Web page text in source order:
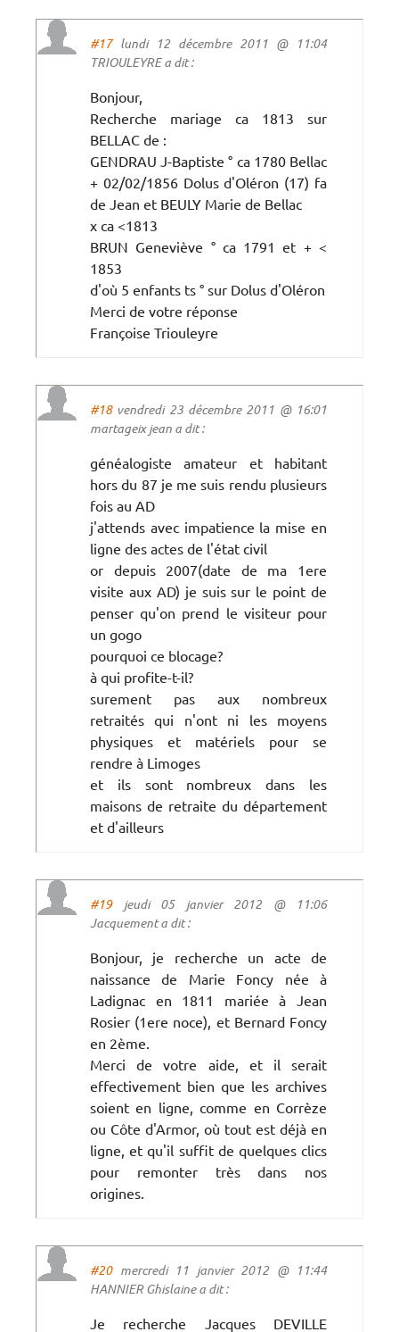
#17lundi 12 décembre 2011 @ 11:04
TRIOULEYRE a dit :
Bonjour,
Recherche mariage ca 1813 sur
BELLAC de :
GENDRAU J-Baptiste ° ca 1780 Bellac
+ 02/02/1856 Dolus d'Oléron (17) fa
de Jean et BEULY Marie de Bellac
x ca <1813
BRUN Geneviève ° ca 1791 et + <
1853
d'où 5 enfants ts ° sur Dolus d'Oléron
Merci de votre réponse
Françoise Triouleyre
#18vendredi 23 décembre 2011 @ 16:01
martageix jean a dit :
généalogiste amateur et habitant
hors du 87 je me suis rendu plusieurs
fois au AD
j'attends avec impatience la mise en
ligne des actes de l'état civil
or depuis 2007(date de ma 1ere
visite aux AD) je suis sur le point de
penser qu'on prend le visiteur pour
un gogo
pourquoi ce blocage?
à qui profite-t-il?
surement pas aux nombreux
retraités qui n'ont ni les moyens
physiques et matériels pour se
rendre à Limoges
et ils sont nombreux dans les
maisons de retraite du département
et d'ailleurs
#19jeudi 05 janvier 2012 @ 11:06
Jacquement a dit :
Bonjour, je recherche un acte de
naissance de Marie Foncy née à
Ladignac en 1811 mariée à Jean
Rosier (1ere noce), et Bernard Foncy
en 2ème.
Merci de votre aide, et il serait
effectivement bien que les archives
soient en ligne, comme en Corrèze
ou Côte d'Armor, où tout est déjà en
ligne, et qu'il suffit de quelques clics
pour remonter très dans nos
origines.
#20mercredi 11 janvier 2012 @ 11:44
HANNIER Ghislaine a dit :
Je recherche Jacques DEVILLE